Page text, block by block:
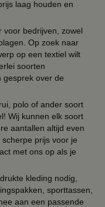
laag houden en
voor bedrijven, zowel
Op zoek naar
op een textiel wilt
soorten
gesprek over de
polo of ander soort
Wij kunnen elk soort
aantallen altijd even
prijs voor je
met ons op als je
kleding nodig,
sporttassen,
aan een passende